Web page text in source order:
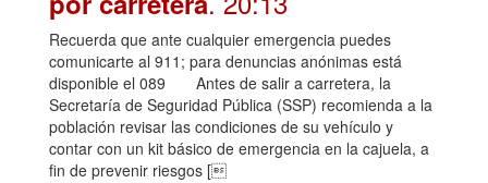
Recuerda que ante cualquier emergencia puedes
comunicarte al 911; para denuncias anónimas está
disponible el 089 Antes de salir a carretera, la
Secretaría de Seguridad Pública (SSP) recomienda a la
población revisar las condiciones de su vehículo y
contar con un kit básico de emergencia en la cajuela, a
fin de prevenir riesgos [